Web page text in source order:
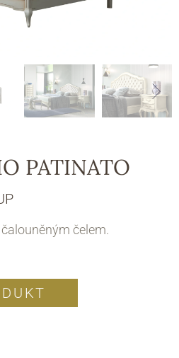
PATINATO
čelem.